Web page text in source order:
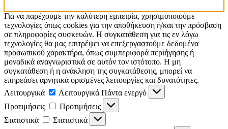
Για να παρέχουμε την καλύτερη εμπειρία, χρησιμοποιούμε
τεχνολογίες όπως cookies για την αποθήκευση ή/και την πρόσβαση
σε πληροφορίες συσκευών. Η συγκατάθεση για τις εν λόγω
τεχνολογίες θα μας επιτρέψει να επεξεργαστούμε δεδομένα
προσωπικού χαρακτήρα, όπως συμπεριφορά περιήγησης ή
μοναδικά αναγνωριστικά σε αυτόν τον ιστότοπο. Η μη
συγκατάθεση ή η ανάκληση της συγκατάθεσης, μπορεί να
επηρεάσει αρνητικά ορισμένες λειτουργίες και δυνατότητες.
Λειτουργικά
Λειτουργικά Πάντα ενεργό
Προτιμήσεις
Προτιμήσεις
Στατιστικά
Στατιστικά